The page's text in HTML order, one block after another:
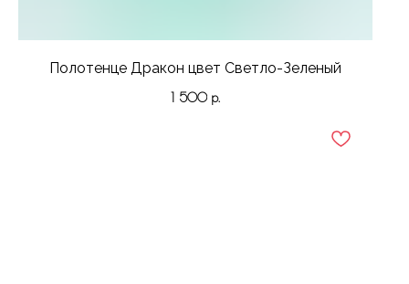
Полотенце Дракон цвет Светло-Зеленый
1 500 р.